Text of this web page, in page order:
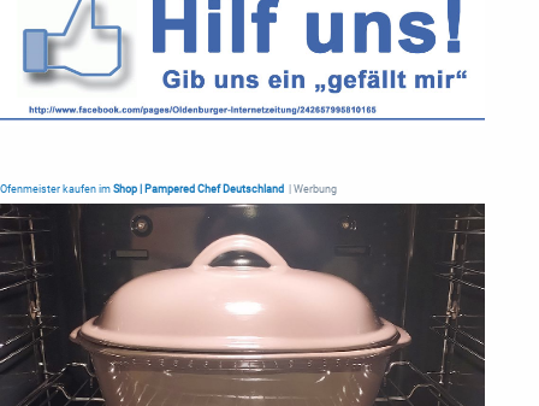
Ofenmeister kaufen im Shop | Pampered Chef Deutschland | Werbung